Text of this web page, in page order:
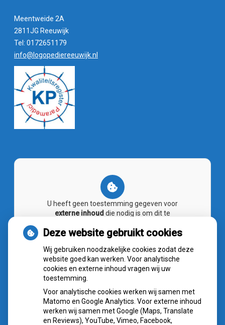
Meentweide 2A
2811JG Reeuwijk
Tel: 0172651179
info@logopediereeuwijk.nl
U heeft geen toestemming gegeven voor
externe inhoud die nodig is om dit te
Cookie-instellingen wijzigen
Sterke buikspieren zonder sportschool? Deze 7
Deze website gebruikt cookies
Wij gebruiken noodzakelijke cookies zodat deze
website goed kan werken. Voor analytische
cookies en externe inhoud vragen wij uw
toestemming.
Voor analytische cookies werken wij samen met
Matomo en Google Analytics. Voor externe inhoud
werken wij samen met Google (Maps, Translate
en Reviews), YouTube, Vimeo, Facebook,